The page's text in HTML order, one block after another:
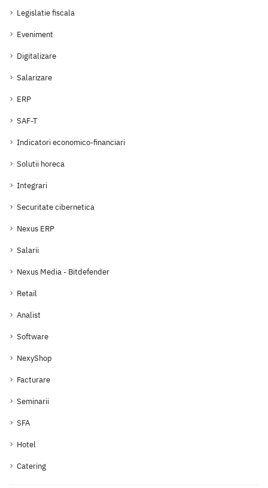
Legislatie fiscala
Eveniment
Digitalizare
Salarizare
ERP
SAF-T
Indicatori economico-financiari
Solutii horeca
Integrari
Securitate cibernetica
Nexus ERP
Salarii
Nexus Media - Bitdefender
Retail
Analist
Software
NexyShop
Facturare
Seminarii
SFA
Hotel
Catering